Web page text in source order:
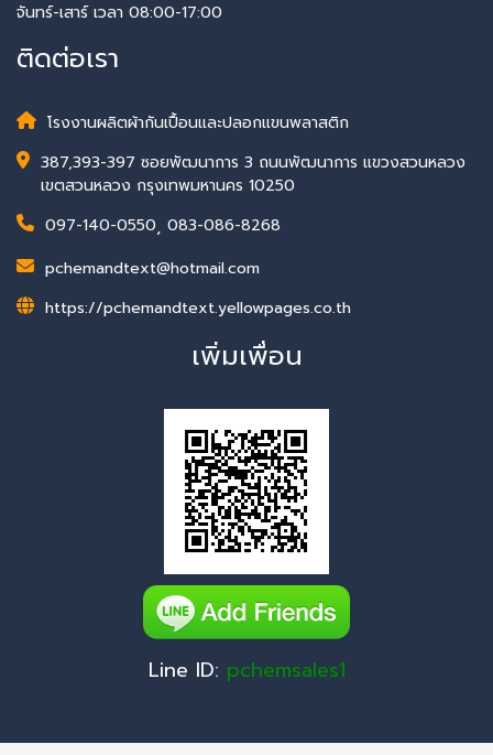
จันทร์-เสาร์ เวลา 08:00-17:00
ติดต่อเรา
โรงงานผลิตผ้ากันเปื้อนและปลอกแขนพลาสติก
387,393-397 ซอยพัฒนาการ 3 ถนนพัฒนาการ แขวงสวนหลวง
เขตสวนหลวง กรุงเทพมหานคร 10250
097-140-0550, 083-086-8268
pchemandtext@hotmail.com
https://pchemandtext.yellowpages.co.th
เพิ่มเพื่อน
Line ID: pchemsales1